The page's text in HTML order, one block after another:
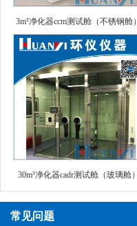
3m³净化器ccm测试舱（不锈钢舱）
30m³净化器cadr测试舱（玻璃舱）
常见问题